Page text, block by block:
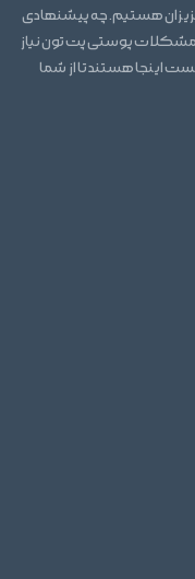
هستیم. چه پیشنهادی
و مشکلات پوستی پت تون نیاز
اینجا هستند تا از شما